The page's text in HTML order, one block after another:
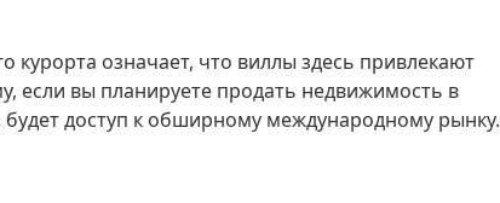
если вы планируете продать недвижимость в
будет доступ к обширному международному рынку.